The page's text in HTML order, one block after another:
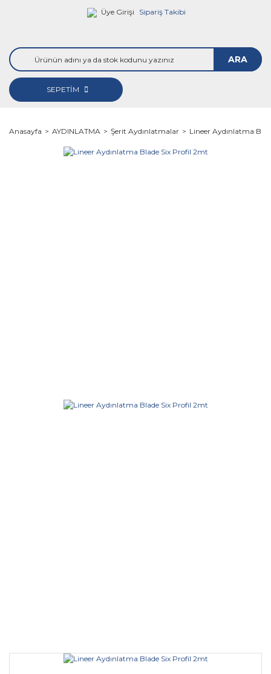
Üye Girişi Sipariş Takibi
ARA
SEPETİM
Anasayfa AYDINLATMA Şerit Aydınlatmalar Lineer Aydınlatma